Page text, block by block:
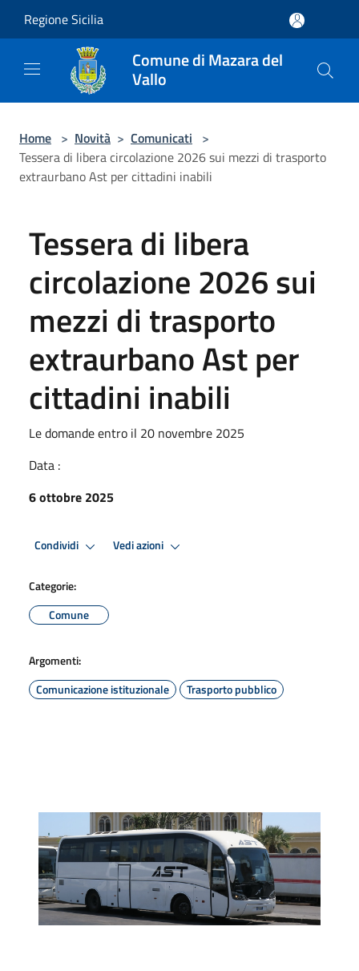
Regione Sicilia
Comune di Mazara del
Vallo
Home > Novità > Comunicati >
Tessera di libera circolazione 2026 sui mezzi di trasporto
extraurbano Ast per cittadini inabili
Tessera di libera
circolazione 2026 sui
mezzi di trasporto
extraurbano Ast per
cittadini inabili
Le domande entro il 20 novembre 2025
Data :
6 ottobre 2025
Condividi Vedi azioni
Categorie:
Comune
Argomenti:
Comunicazione istituzionale
Trasporto pubblico